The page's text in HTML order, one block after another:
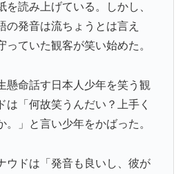
を読み上げている。しかし、
の発音は流ちょうとは言え
っていた観客が笑い始めた。
懸命話す日本人少年を笑う観
は「何故笑うんだい？上手く
。」と言い少年をかばった。
ウドは「発音も良いし、彼が